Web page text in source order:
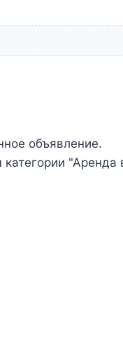
объявление.
"Аренда